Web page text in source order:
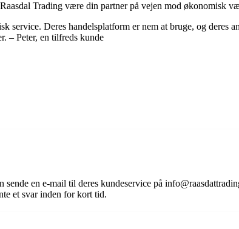
Trading være din partner på vejen mod økonomisk
service. Deres handelsplatform er nem at bruge, og
– Peter, en tilfreds kunde
en e-mail til deres kundeservice på
et svar inden for kort tid.